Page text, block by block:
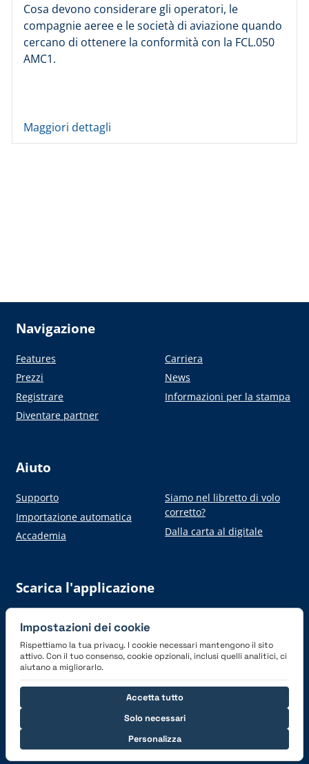
Cosa devono considerare gli operatori, le
compagnie aeree e le società di aviazione quando
cercano di ottenere la conformità con la FCL.050
AMC1.
Maggiori dettagli
Navigazione
Features
Prezzi
Registrare
Diventare partner
Carriera
News
Informazioni per la stampa
Aiuto
Supporto
Importazione automatica
Accademia
Siamo nel libretto di volo
corretto?
Dalla carta al digitale
Scarica l'applicazione
Connettiti con noi
Impostazioni dei cookie
Rispettiamo la tua privacy. I cookie necessari mantengono il sito
attivo. Con il tuo consenso, cookie opzionali, inclusi quelli analitici, ci
aiutano a migliorarlo.
Solo necessari
Personalizza
Accetta tutto